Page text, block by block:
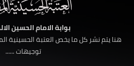
بوابة الامام الحسين
هنا يتم نشر كل ما يخص العتبة الحسينية
توجيهات ......